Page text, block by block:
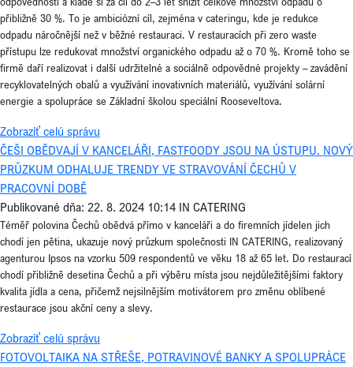
přibližně 30 %. To je ambiciózní cíl, zejména v cateringu, kde je redukce
odpadu náročnější než v běžné restauraci. V restauracích při zero waste
přístupu lze redukovat množství organického odpadu až o 70 %. Kromě toho se
firmě daří realizovat i další udržitelné a sociálně odpovědné projekty – zavádění
recyklovatelných obalů a využívání inovativních materiálů, využívání solární
energie a spolupráce se Základní školou speciální Rooseveltova.
Zobraziť celú správu
ČEŠI OBĚDVAJÍ V KANCELÁŘI, FASTFOODY JSOU NA ÚSTUPU. NOVÝ
PRŮZKUM ODHALUJE TRENDY VE STRAVOVÁNÍ ČECHŮ V
PRACOVNÍ DOBĚ
Publikované dňa: 22. 8. 2024 10:14 IN CATERING
Téměř polovina Čechů obědvá přímo v kanceláři a do firemních jídelen jich
chodí jen pětina, ukazuje nový průzkum společnosti IN CATERING, realizovaný
agenturou Ipsos na vzorku 509 respondentů ve věku 18 až 65 let. Do restaurací
chodí přibližně desetina Čechů a při výběru místa jsou nejdůležitějšími faktory
kvalita jídla a cena, přičemž nejsilnějším motivátorem pro změnu oblíbené
restaurace jsou akční ceny a slevy.
Zobraziť celú správu
FOTOVOLTAIKA NA STŘEŠE, POTRAVINOVÉ BANKY A SPOLUPRÁCE